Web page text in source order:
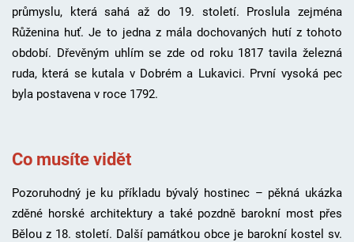
průmyslu, která sahá až do 19. století. Proslula zejména
Růženina huť. Je to jedna z mála dochovaných hutí z tohoto
období. Dřevěným uhlím se zde od roku 1817 tavila železná
ruda, která se kutala v Dobrém a Lukavici. První vysoká pec
byla postavena v roce 1792.
Co musíte vidět
Pozoruhodný je ku příkladu bývalý hostinec – pěkná ukázka
zděné horské architektury a také pozdně barokní most přes
Bělou z 18. století. Další památkou obce je barokní kostel sv.